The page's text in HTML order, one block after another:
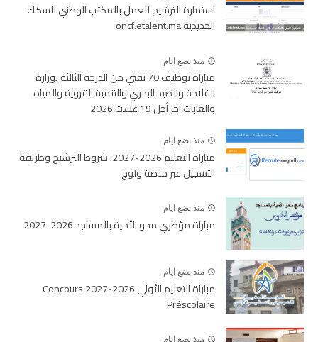
استمارة الترشيح للعمل بالمكتب الوطني للسكك
الحديدية oncf.etalent.ma
منذ بضع ايام
مباراة توظيف 70 تقني من الدرجة الثالثة بوزارة
الفلاحة والصيد البحري والتنمية القروية والمياه
والغابات آخر أجل 19 غشت 2026
منذ بضع ايام
مباراة التعليم 2026-2027: شروط الترشيح وطريقة
التسجيل عبر منصة ولوج
منذ بضع ايام
مباراة مؤطري محو الأمية بالمساجد 2026-2027
منذ بضع ايام
مباراة التعليم الأولي 2026-2027 Concours
Préscolaire
منذ بضع ايام